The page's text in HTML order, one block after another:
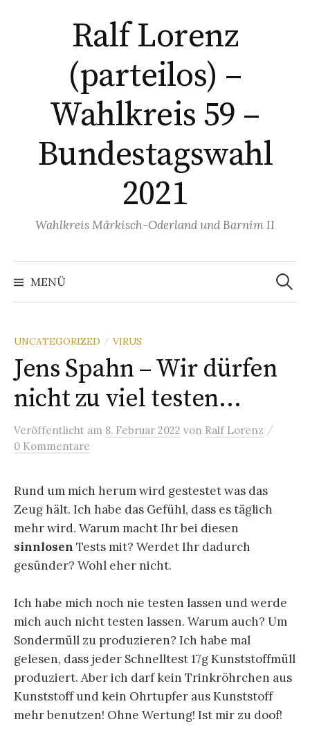
Ralf Lorenz
(parteilos) –
Wahlkreis 59 –
Bundestagswahl
2021
Wahlkreis Märkisch-Oderland und Barnim II
MENÜ
Suchen
nach:
UNCATEGORIZED / VIRUS
Jens Spahn – Wir dürfen
nicht zu viel testen…
Veröffentlicht am 8. Februar 2022 von Ralf Lorenz /
0 Kommentare
Rund um mich herum wird gestestet was das
Zeug hält. Ich habe das Gefühl, dass es täglich
mehr wird. Warum macht Ihr bei diesen
sinnlosen Tests mit? Werdet Ihr dadurch
gesünder? Wohl eher nicht.
Ich habe mich noch nie testen lassen und werde
mich auch nicht testen lassen. Warum auch? Um
Sondermüll zu produzieren? Ich habe mal
gelesen, dass jeder Schnelltest 17g Kunststoffmüll
produziert. Aber ich darf kein Trinkröhrchen aus
Kunststoff und kein Ohrtupfer aus Kunststoff
mehr benutzen! Ohne Wertung! Ist mir zu doof!